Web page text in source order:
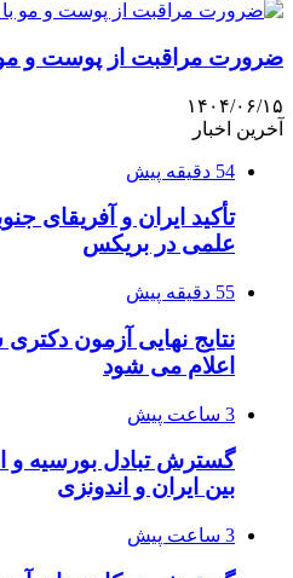
ضرورت مراقبت از پوست و
۱۴۰۴/۰۶/۱۵
آخرین اخبار
54 دقیقه پیش
تأکید ایران و آفریقای
علمی در بریکس
55 دقیقه پیش
اعلام می شود
3 ساعت پیش
گسترش تبادل بورسیه و
بین ایران و اندونزی
3 ساعت پیش